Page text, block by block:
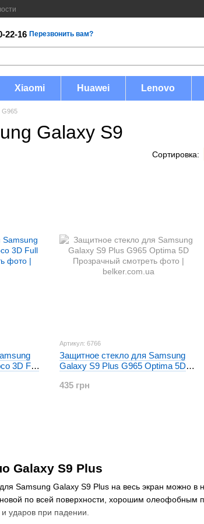
22-16 Перезвонить вам?
Xiaomi Huawei Lenovo
G965
Galaxy S9
Сортировка:
Galaxy S9 Plus
Samsung Galaxy S9 Plus на весь экран
по всей поверхности, хорошим
ударов при падении.
3D Full
Артикул: 6766
Защитное стекло для Samsung
Galaxy S9 Plus G965 Optima 5D
435 грн